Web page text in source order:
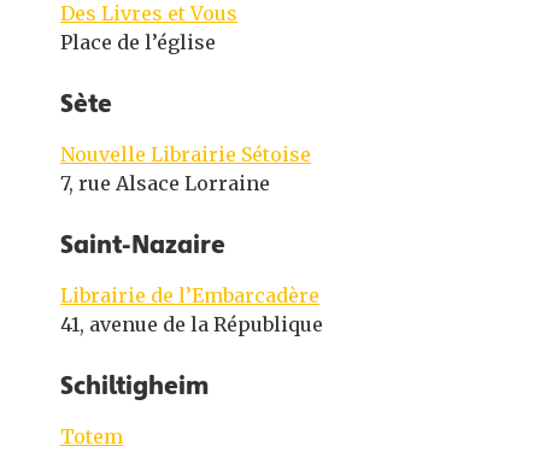
Des Livres et Vous
Place de l’église
Sète
Nouvelle Librairie Sétoise
7, rue Alsace Lorraine
Saint-Nazaire
Librairie de l’Embarcadère
41, avenue de la République
Schiltigheim
Totem